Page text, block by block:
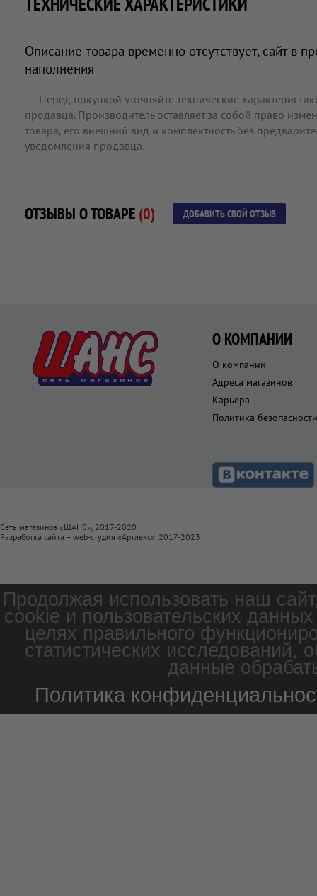
Описание товара временно отсутствует, сайт в
наполнения
Перед покупкой уточняйте технические
продавца. Производитель оставляет за собой право
товара, его внешний вид и комплектность без
уведомления продавца.
ОТЗЫВЫ О ТОВАРЕ (0) ДОБАВИТЬ СВОЙ ОТЗЫВ
О КОМПАНИИ
О компании
Адреса магазинов
Карьера
Политика безопасности
Сеть магазинов «ШАНС», 2017-2020
Разработка сайта – web-студия «Артлекс», 2017-2023
Продолжая использовать наш
cookie и пользовательских
целях правильного
статистических
данные
Политика